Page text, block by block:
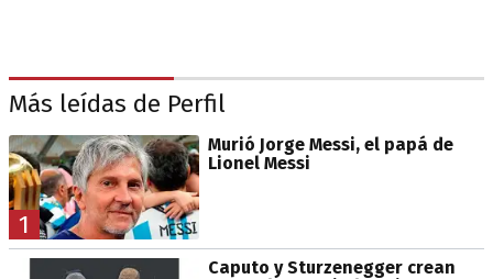
Más leídas de Perfil
1
Murió Jorge Messi, el papá de
Lionel Messi
Caputo y Sturzenegger crean